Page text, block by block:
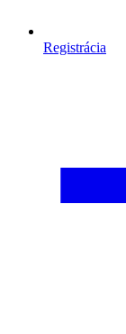
Registrácia